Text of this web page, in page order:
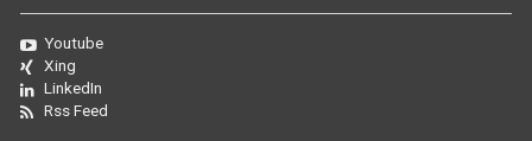
Youtube
Xing
LinkedIn
Rss Feed